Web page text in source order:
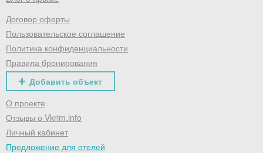
Договор оферты
Пользовательское соглашение
Политика конфиденциальности
Правила бронирования
Добавить объект
О проекте
Отзывы о Vkrim.info
Личный кабинет
Предложение для отелей